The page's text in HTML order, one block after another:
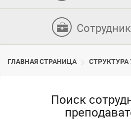
ГЛАВНАЯ СТРАНИЦА
Поиск